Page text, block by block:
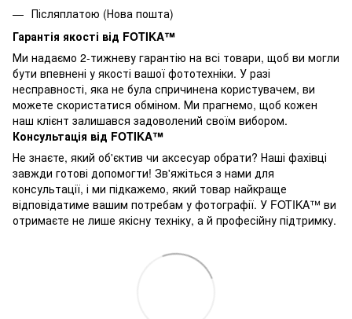
Післяплатою (Нова пошта)
Гарантія якості від FOTIKA™
Ми надаємо 2-тижневу гарантію на всі товари, щоб ви могли
бути впевнені у якості вашої фототехніки. У разі
несправності, яка не була спричинена користувачем, ви
можете скористатися обміном. Ми прагнемо, щоб кожен
наш клієнт залишався задоволений своїм вибором.
Консультація від FOTIKA™
Не знаєте, який об'єктив чи аксесуар обрати? Наші фахівці
завжди готові допомогти! Зв'яжіться з нами для
консультації, і ми підкажемо, який товар найкраще
відповідатиме вашим потребам у фотографії. У FOTIKA™ ви
отримаєте не лише якісну техніку, а й професійну підтримку.